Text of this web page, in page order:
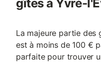
gîtes à Yvré-
La majeure partie des
est à moins de 100 €
parfaite pour trouver